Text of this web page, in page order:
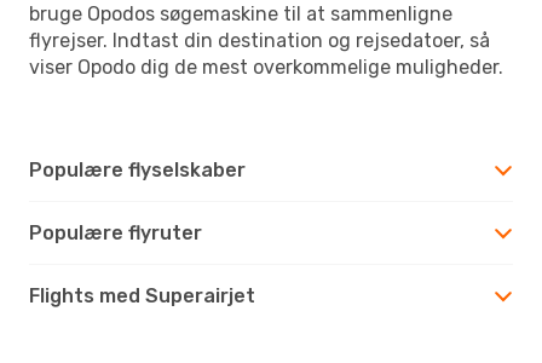
bruge Opodos søgemaskine til at sammenligne
flyrejser. Indtast din destination og rejsedatoer, så
viser Opodo dig de mest overkommelige muligheder.
Populære flyselskaber
Populære flyruter
Flights med Superairjet